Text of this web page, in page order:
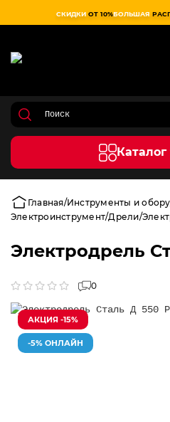
СКИДКИ ОТ 10%БОЛЬШАЯ
Главная Инструменты и
Электроинструмент Дрели
Электродрель
0
АКЦИЯ -15%
-5% ОНЛАЙН